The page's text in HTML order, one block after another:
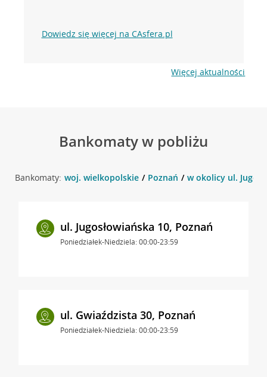
Dowiedz się więcej na CAsfera.pl
Więcej aktualności
Bankomaty w pobliżu
Bankomaty: woj. wielkopolskie Poznań w okolicy ul.
ul. Jugosłowiańska 10, Poznań
Poniedziałek-Niedziela: 00:00-23:59
ul. Gwiaździsta 30, Poznań
Poniedziałek-Niedziela: 00:00-23:59